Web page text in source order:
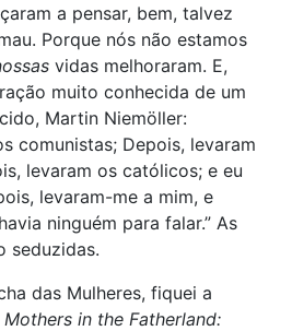
a pensar, bem, talvez
Porque nós não estamos
vidas melhoraram. E,
muito conhecida de um
Martin Niemöller:
comunistas; Depois, levaram
levaram os católicos; e eu
levaram-me a mim, e
ninguém para falar.” As
seduzidas.
das Mulheres, fiquei a
Mothers in the Fatherland: